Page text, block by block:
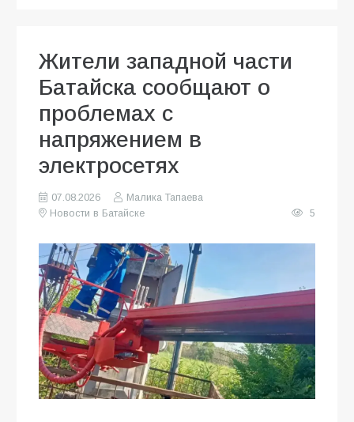
Жители западной части
Батайска сообщают о
проблемах с
напряжением в
электросетях
07.08.2026
Малика Тапаева
Новости в Батайске
5